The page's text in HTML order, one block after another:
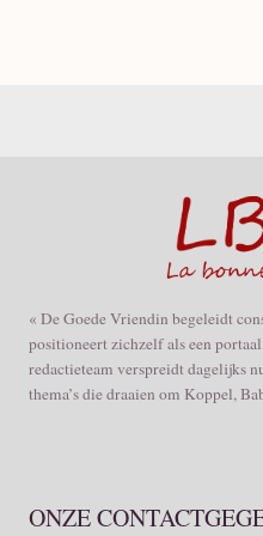
« De Goede Vriendin begeleidt
positioneert zichzelf als een
redactieteam verspreidt dagelijks
thema’s die draaien om Koppel,
ONZE